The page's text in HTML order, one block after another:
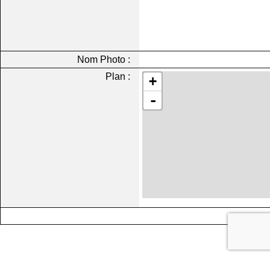
Nom Photo :
Plan :
+
-